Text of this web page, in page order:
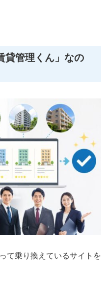
貸管理くん」なの
て乗り換えているサイトを